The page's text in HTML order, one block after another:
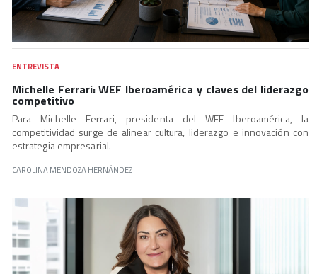
ENTREVISTA
Michelle Ferrari: WEF Iberoamérica y claves del liderazgo
competitivo
Para Michelle Ferrari, presidenta del WEF Iberoamérica, la
competitividad surge de alinear cultura, liderazgo e innovación con
estrategia empresarial.
CAROLINA MENDOZA HERNÁNDEZ